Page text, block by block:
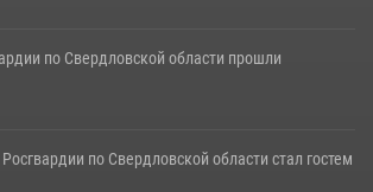
по Свердловской области прошли
по Свердловской области стал гостем